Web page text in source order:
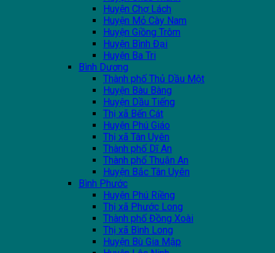
Huyện Chợ Lách
Huyện Mỏ Cày Nam
Huyện Giồng Trôm
Huyện Bình Đại
Huyện Ba Tri
Bình Dương
Thành phố Thủ Dầu Một
Huyện Bàu Bàng
Huyện Dầu Tiếng
Thị xã Bến Cát
Huyện Phú Giáo
Thị xã Tân Uyên
Thành phố Dĩ An
Thành phố Thuận An
Huyện Bắc Tân Uyên
Bình Phước
Huyện Phú Riềng
Thị xã Phước Long
Thành phố Đồng Xoài
Thị xã Bình Long
Huyện Bù Gia Mập